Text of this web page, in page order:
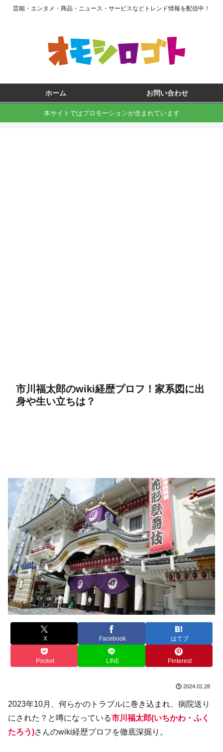
芸能・エンタメ・商品・ニュース・サービスなどトレンド情報を配信中！
ホーム お問い合わせ
本サイトではプロモーションが含まれています
市川福太郎のwiki経歴プロフ！家系図に出
身や生い立ちは？
X Facebook はてブ
Pocket LINE Pinterest
2024.01.28
2023年10月、何らかのトラブルに巻き込まれ、病院送り
にされた？と噂になっている市川福太郎(いちかわ・ふく
たろう)さんのwiki経歴プロフを徹底深掘り。